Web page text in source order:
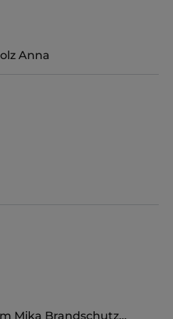
von 5 von 5 Sternen
Anna
von 5 von 5 Sternen
Mika Brandschutz